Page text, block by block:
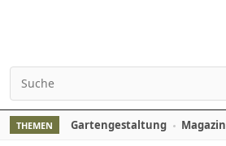
Search for:
THEMEN Gartengestaltung Magazin